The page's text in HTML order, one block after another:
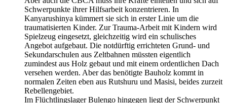
Schwerpunkte ihrer Hilfsarbeit konzentrieren. In
Kanyarushinya kümmert sie sich in erster Linie um die
traumatisierten Kinder. Zur Trauma-Arbeit mit Kindern wird
Spielzeug eingesetzt, gleichzeitig wird ein schulisches
Angebot aufgebaut. Die notdürftig errichteten Grund- und
Sekundarschulen aus Zeltbahnen müssten eigentlich
zumindest aus Holz gebaut und mit einem ordentlichen Dach
versehen werden. Aber das benötigte Bauholz kommt in
normalen Zeiten eben aus Rutshuru und Masisi, beides zurzeit
Rebellengebiet.
Im Flüchtlingslager Bulengo hingegen liegt der Schwerpunkt